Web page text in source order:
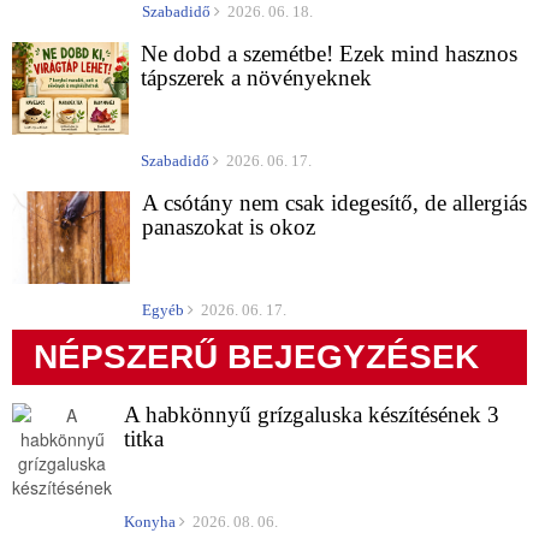
Szabadidő 2026. 06. 18.
Ne dobd a szemétbe! Ezek mind hasznos
tápszerek a növényeknek
Szabadidő 2026. 06. 17.
A csótány nem csak idegesítő, de allergiás
panaszokat is okoz
Egyéb 2026. 06. 17.
NÉPSZERŰ BEJEGYZÉSEK
A habkönnyű grízgaluska készítésének 3
titka
Konyha 2026. 08. 06.